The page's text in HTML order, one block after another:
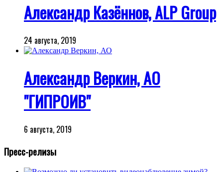
Александр Казённов, ALP Group
24 августа, 2019
Александр Веркин, АО
"ГИПРОИВ"
6 августа, 2019
Пресс-релизы